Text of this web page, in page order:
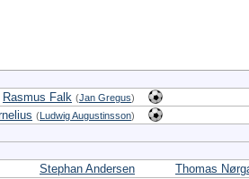
Rasmus Falk (Jan Gregus)
(Ludwig Augustinsson)
Stephan Andersen
Thomas